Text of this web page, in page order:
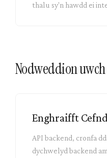
thalu sy'n hawdd ei
Nodweddion uwch
Enghraifft
API backend, cronfa
dychwelyd backend